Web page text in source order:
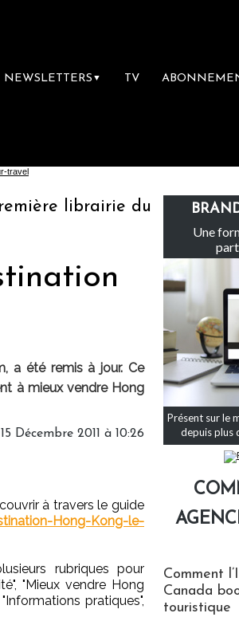
NEWSLETTERS ▼ TV
librairie du voyage
a été remis à jour. Ce
à mieux vendre Hong
Décembre 2011 à 10:26
à travers le guide
Hong-Kong-le-
rubriques pour
"Mieux vendre Hong
pratiques",
Une
Présent sur le
depuis plus
Comment
Canada
touristique